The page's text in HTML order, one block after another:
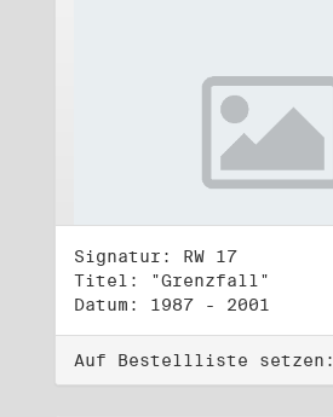
Signatur: RW 17
Titel: "Grenzfall"
Datum: 1987 - 2001
Auf Bestellliste setzen: